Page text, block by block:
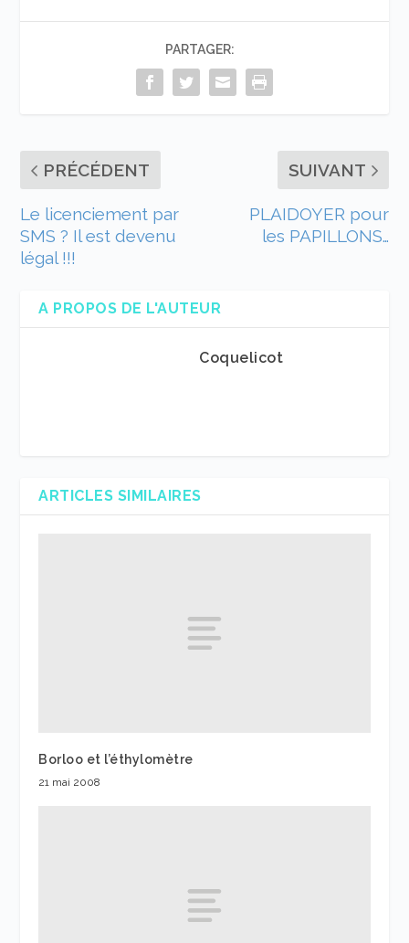
PARTAGER:
PRÉCÉDENT
Le licenciement par
SMS ? Il est devenu
légal !!!
SUIVANT
PLAIDOYER pour
les PAPILLONS…
A PROPOS DE L'AUTEUR
Coquelicot
ARTICLES SIMILAIRES
Borloo et l’éthylomètre
21 mai 2008